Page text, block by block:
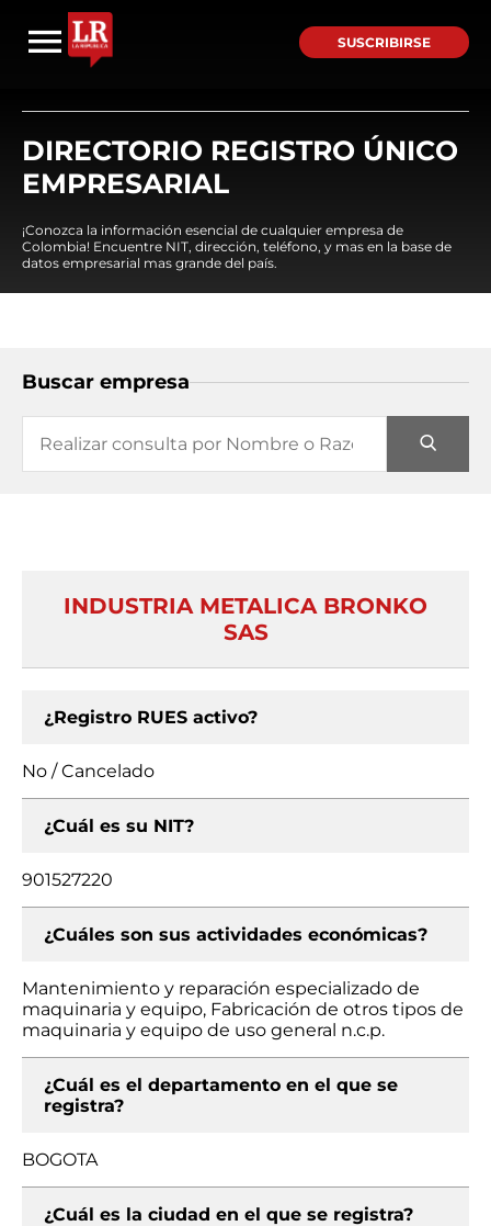
SUSCRIBIRSE
DIRECTORIO REGISTRO ÚNICO
EMPRESARIAL
¡Conozca la información esencial de cualquier empresa de
Colombia! Encuentre NIT, dirección, teléfono, y mas en la base de
datos empresarial mas grande del país.
Buscar empresa
INDUSTRIA METALICA BRONKO
SAS
¿Registro RUES activo?
No / Cancelado
¿Cuál es su NIT?
901527220
¿Cuáles son sus actividades económicas?
Mantenimiento y reparación especializado de
maquinaria y equipo, Fabricación de otros tipos de
maquinaria y equipo de uso general n.c.p.
¿Cuál es el departamento en el que se
registra?
BOGOTA
¿Cuál es la ciudad en el que se registra?